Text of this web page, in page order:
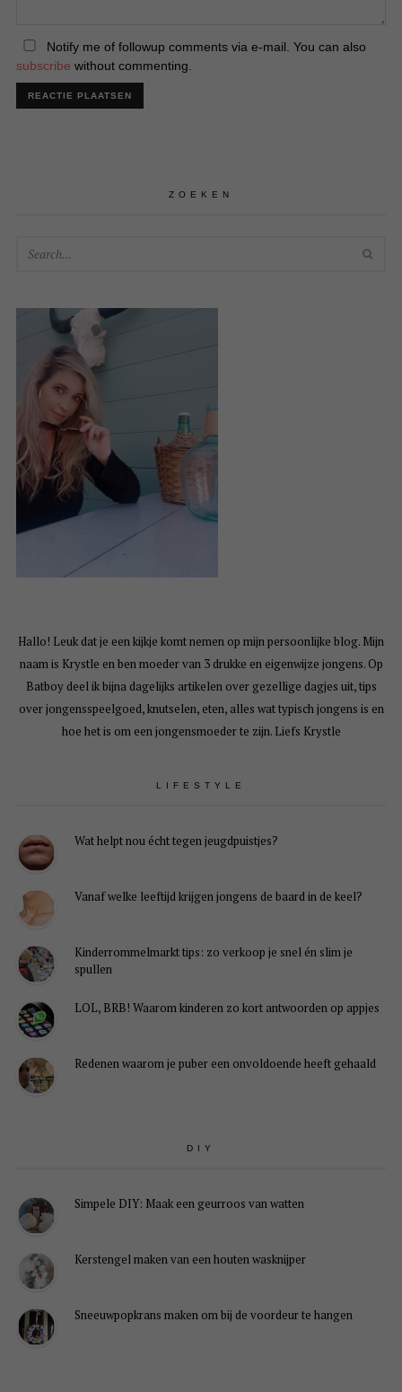
Notify me of followup comments via e-mail. You can also
subscribe without commenting.
ZOEKEN
Hallo! Leuk dat je een kijkje komt nemen op mijn persoonlijke blog. Mijn
naam is Krystle en ben moeder van 3 drukke en eigenwijze jongens. Op
Batboy deel ik bijna dagelijks artikelen over gezellige dagjes uit, tips
over jongensspeelgoed, knutselen, eten, alles wat typisch jongens is en
hoe het is om een jongensmoeder te zijn. Liefs Krystle
LIFESTYLE
Wat helpt nou écht tegen jeugdpuistjes?
Vanaf welke leeftijd krijgen jongens de baard in de keel?
Kinderrommelmarkt tips: zo verkoop je snel én slim je
spullen
LOL, BRB! Waarom kinderen zo kort antwoorden op appjes
Redenen waarom je puber een onvoldoende heeft gehaald
DIY
Simpele DIY: Maak een geurroos van watten
Kerstengel maken van een houten wasknijper
Sneeuwpopkrans maken om bij de voordeur te hangen